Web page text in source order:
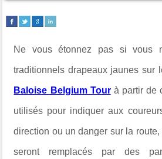
Ne vous étonnez pas si vous
traditionnels drapeaux jaunes sur
Baloise Belgium Tour à partir de
utilisés pour indiquer aux
direction ou un danger sur la
seront remplacés par des